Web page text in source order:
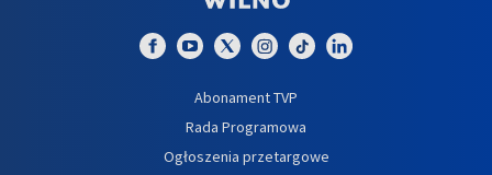
Abonament TVP
Rada Programowa
Ogłoszenia przetargowe